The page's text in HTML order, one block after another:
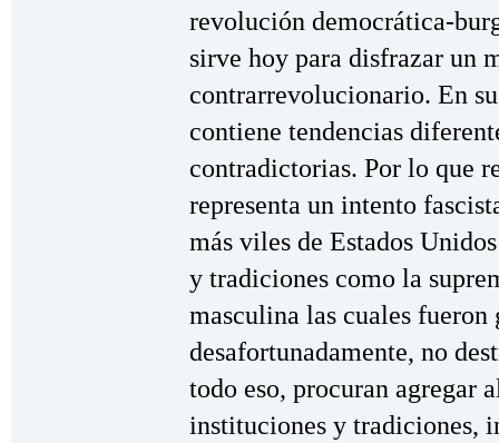
revolución democrática-
sirve hoy para disfrazar un
contrarrevolucionario. En
contiene tendencias
contradictorias. Por lo que
representa un intento
más viles de Estados
y tradiciones como la
masculina las cuales fueron
desafortunadamente, no
todo eso, procuran agregar
instituciones y tradiciones,